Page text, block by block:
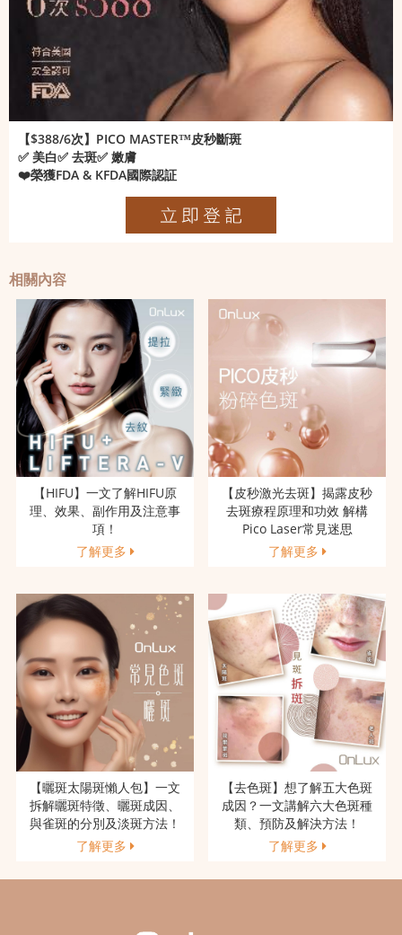
【$388/6次】PICO MASTER™️皮秒斷斑
✅ 美白✅ 去斑✅ 嫩膚
❤️榮獲FDA & KFDA國際認証
相關內容
【HIFU】一文了解HIFU原
理、效果、副作用及注意事
項！
了解更多
【皮秒激光去斑】揭露皮秒
去斑療程原理和功效 解構
Pico Laser常見迷思
了解更多
【曬斑太陽斑懶人包】一文
拆解曬斑特徵、曬斑成因、
與雀斑的分別及淡斑方法！
了解更多
【去色斑】想了解五大色斑
成因？一文講解六大色斑種
類、預防及解決方法！
了解更多